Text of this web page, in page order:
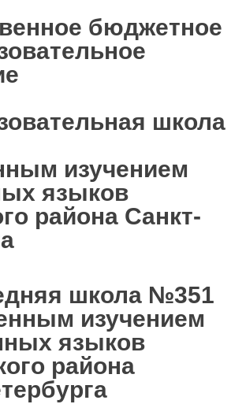
бюджетное
школа
изучением
языков
района Санкт-
школа №351
изучением
языков
района